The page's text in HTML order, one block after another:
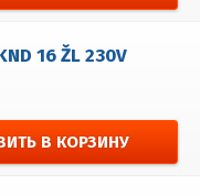
16 ŽL 230V
В КОРЗИНУ